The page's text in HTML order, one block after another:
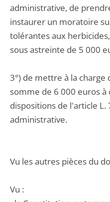
administrative, de
instaurer un moratoire
tolérantes aux
sous astreinte de 5 000
3°) de mettre à la
somme de 6 000 euros
dispositions de l'article L.
administrative.
Vu les autres pièces du
Vu :